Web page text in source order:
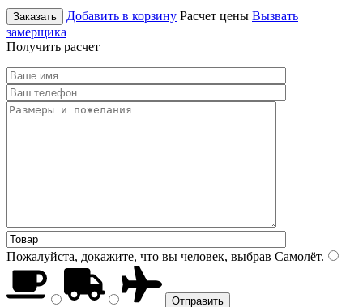
Заказать Добавить в корзину Расчет цены Вызвать
замерщика
Получить расчет
Пожалуйста, докажите, что вы человек, выбрав Самолёт.